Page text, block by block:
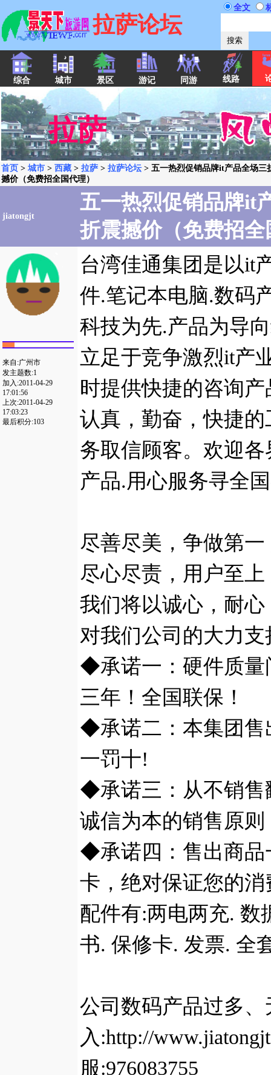
拉萨论坛
全文
综合 城市 景区 游记 同游 线路
拉萨
首页 > 城市 > 西藏 > 拉萨 > 拉萨论坛 > 五一热烈促销品牌it产品全场三
撼价（免费招全国代理）
jiatongjt
五一热烈促销品牌it
折震撼价（免费招全
来自:广州市
发主题数:1
加入:2011-04-29
17:01:56
上次:2011-04-29
17:03:23
最后积分:103
台湾佳通集团是以it
件.笔记本电脑.数码
科技为先.产品为导
立足于竞争激烈it产
时提供快捷的咨询
认真，勤奋，快捷
务取信顾客。欢迎
产品.用心服务寻全
尽善尽美，争做第
尽心尽责，用户至
我们将以诚心，耐
对我们公司的大力支
◆承诺一：硬件质量
三年！全国联保！
◆承诺二：本集团售
一罚十!
◆承诺三：从不销售
诚信为本的销售原则
◆承诺四：售出商品
卡，绝对保证您的
配件有:两电两充. 数
书. 保修卡. 发票. 全
公司数码产品过多
入:http://
服:976083755